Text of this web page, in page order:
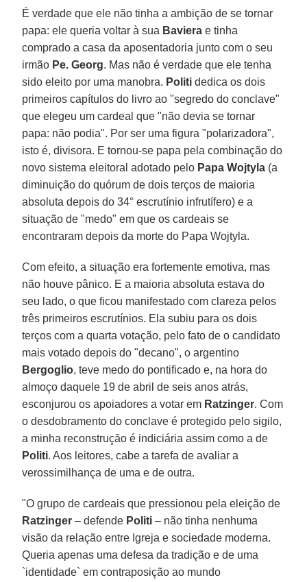
É verdade que ele não tinha a ambição de se tornar
papa: ele queria voltar à sua Baviera e tinha
comprado a casa da aposentadoria junto com o seu
irmão Pe. Georg. Mas não é verdade que ele tenha
sido eleito por uma manobra. Politi dedica os dois
primeiros capítulos do livro ao "segredo do conclave"
que elegeu um cardeal que "não devia se tornar
papa: não podia". Por ser uma figura "polarizadora",
isto é, divisora. E tornou-se papa pela combinação do
novo sistema eleitoral adotado pelo Papa Wojtyla (a
diminuição do quórum de dois terços de maioria
absoluta depois do 34° escrutínio infrutífero) e a
situação de "medo" em que os cardeais se
encontraram depois da morte do Papa Wojtyla.
Com efeito, a situação era fortemente emotiva, mas
não houve pânico. E a maioria absoluta estava do
seu lado, o que ficou manifestado com clareza pelos
três primeiros escrutínios. Ela subiu para os dois
terços com a quarta votação, pelo fato de o candidato
mais votado depois do "decano", o argentino
Bergoglio, teve medo do pontificado e, na hora do
almoço daquele 19 de abril de seis anos atrás,
esconjurou os apoiadores a votar em Ratzinger. Com
o desdobramento do conclave é protegido pelo sigilo,
a minha reconstrução é indiciária assim como a de
Politi. Aos leitores, cabe a tarefa de avaliar a
verossimilhança de uma e de outra.
"O grupo de cardeais que pressionou pela eleição de
Ratzinger – defende Politi – não tinha nenhuma
visão da relação entre Igreja e sociedade moderna.
Queria apenas uma defesa da tradição e de uma
`identidade` em contraposição ao mundo